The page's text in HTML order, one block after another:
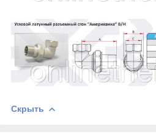
Скрыть